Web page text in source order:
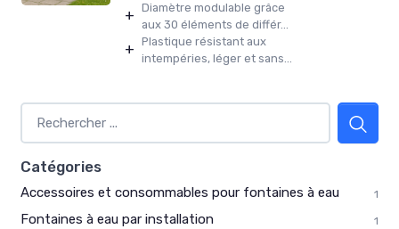
+ Diamètre modulable grâce
aux 30 éléments de différ...
+ Plastique résistant aux
intempéries, léger et sans...
Catégories
Accessoires et consommables pour fontaines à eau 1
Fontaines à eau par installation 1